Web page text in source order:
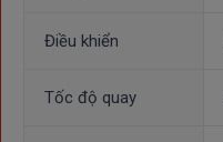
Điều khiển
Tốc độ quay